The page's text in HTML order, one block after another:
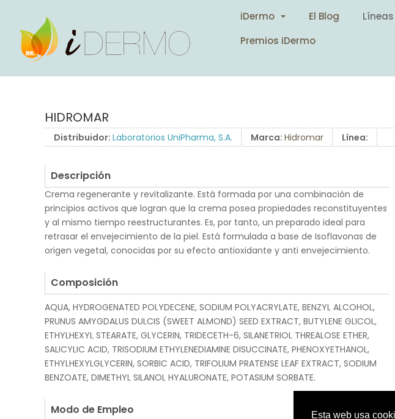
iDermo El Blog
Premios iDermo
HIDROMAR
Distribuidor: Laboratorios UniPharma, S.A. Marca: Hidromar Línea:
Descripción
Crema regenerante y revitalizante. Está formada por una combinación de
principios activos que logran que la crema posea propiedades reconstituyentes
y al mismo tiempo reestructurantes. Es, por tanto, un preparado ideal para
retrasar el envejecimiento de la piel. Está formulada a base de Isoflavonas de
origen vegetal, conocidas por su efecto antioxidante y anti envejecimiento.
Composición
AQUA, HYDROGENATED POLYDECENE, SODIUM POLYACRYLATE, BENZYL ALCOHOL,
PRUNUS AMYGDALUS DULCIS (SWEET ALMOND) SEED EXTRACT, BUTYLENE GLICOL,
ETHYLHEXYL STEARATE, GLYCERIN, TRIDECETH-6, SILANETRIOL THREALOSE ETHER,
SALICYLIC ACID, TRISODIUM ETHYLENEDIAMINE DISUCCINATE, PHENOXYETHANOL,
ETHYLHEXYLGLYCERIN, SORBIC ACID, TRIFOLIUM PRATENSE LEAF EXTRACT, SODIUM
BENZOATE, DIMETHYL SILANOL HYALURONATE, POTASIUM SORBATE.
Modo de Empleo